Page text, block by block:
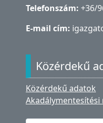
Telefonszám: +36/
E-mail cím:
Közérdekű
Közérdekű adatok